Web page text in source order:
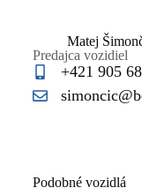
Matej
Predajca vozidiel
+421 905
Podobné vozidlá